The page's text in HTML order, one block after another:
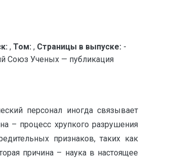
, Том: , Страницы в выпуске: -
Ученых — публикация
персонал иногда связывает
– процесс хрупкого разрушения
признаков, таких как
причина – наука в настоящее